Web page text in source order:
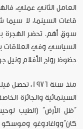
العامل الثاني عملي،
قاعات السينما، لا
سوق أهم. تحضر الهجرة
السياسي وفي العلاقات بين
حظوظ رواج الأفلام ونيل
منذ سنة
السينمائية والجائزة
كان“وواغادوغو وموسكو